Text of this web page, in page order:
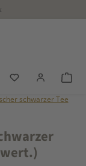
anzeigen
Du hast 0
schwarzer Tee